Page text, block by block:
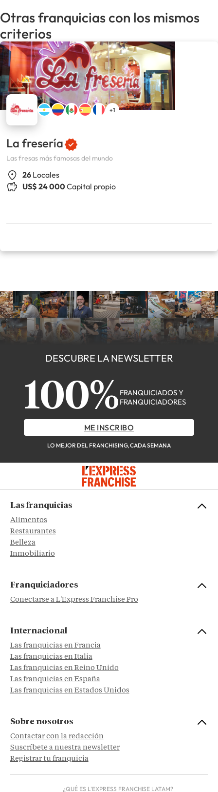
Otras franquicias con los mismos
criterios
La fresería
Las fresas más famosas del mundo
26 Locales
US$ 24 000 Capital propio
+1
DESCUBRE LA NEWSLETTER
100% FRANQUICIADOS Y
FRANQUICIADORES
ME INSCRIBO
LO MEJOR DEL FRANCHISING, CADA SEMANA
Las franquicias
Alimentos
Restaurantes
Belleza
Inmobiliario
Franquiciadores
Conectarse a L'Express Franchise Pro
Internacional
Las franquicias en Francia
Las franquicias en Italia
Las franquicias en Reino Unido
Las franquicias en España
Las franquicias en Estados Unidos
Sobre nosotros
Contactar con la redacción
Suscríbete a nuestra newsletter
Registrar tu franquicia
¿QUÉ ES L'EXPRESS FRANCHISE LATAM?